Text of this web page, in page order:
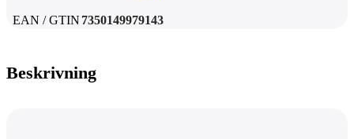
EAN / GTIN 7350149979143
Beskrivning